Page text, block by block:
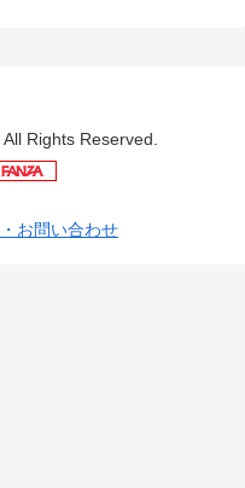
Rights Reserved.
お問い合わせ